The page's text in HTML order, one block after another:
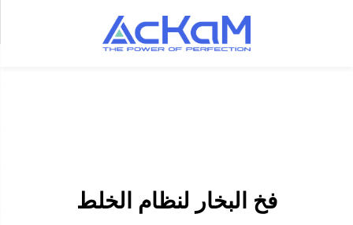
فخ البخار لنظام الخلط